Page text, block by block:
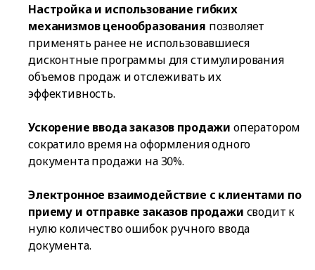
Настройка и использование гибких
механизмов ценообразования позволяет
применять ранее не использовавшиеся
дисконтные программы для стимулирования
объемов продаж и отслеживать их
эффективность.
Ускорение ввода заказов продажи оператором
сократило время на оформления одного
документа продажи на 30%.
Электронное взаимодействие с клиентами по
приему и отправке заказов продажи сводит к
нулю количество ошибок ручного ввода
документа.